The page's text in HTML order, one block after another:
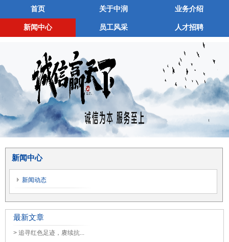
首页 关于中润 业务介绍
新闻中心 员工风采 人才招聘
新闻中心
新闻动态
最新文章
> 追寻红色足迹，赓续抗...